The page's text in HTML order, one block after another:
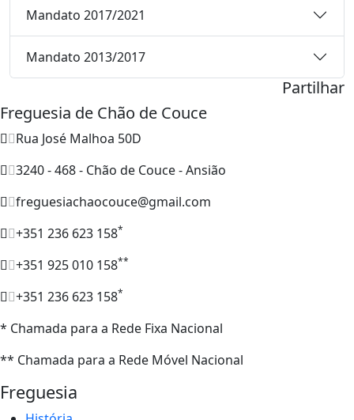
Mandato 2017/2021
Mandato 2013/2017
Partilhar
Freguesia de Chão de Couce
Rua José Malhoa 50D
3240 - 468 - Chão de Couce - Ansião
freguesiachaocouce@gmail.com
+351 236 623 158*
+351 925 010 158**
+351 236 623 158*
* Chamada para a Rede Fixa Nacional
** Chamada para a Rede Móvel Nacional
Freguesia